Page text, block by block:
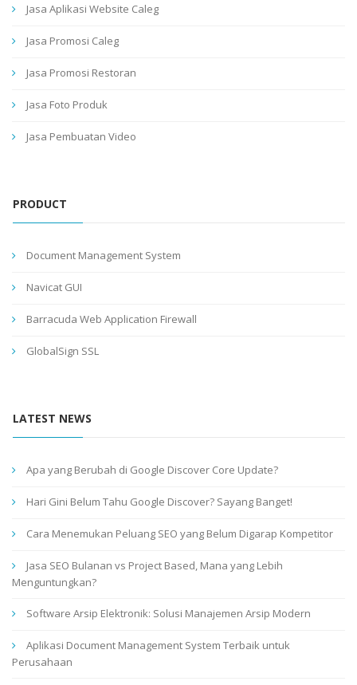
Jasa Aplikasi Website Caleg
Jasa Promosi Caleg
Jasa Promosi Restoran
Jasa Foto Produk
Jasa Pembuatan Video
PRODUCT
Document Management System
Navicat GUI
Barracuda Web Application Firewall
GlobalSign SSL
LATEST NEWS
Apa yang Berubah di Google Discover Core Update?
Hari Gini Belum Tahu Google Discover? Sayang Banget!
Cara Menemukan Peluang SEO yang Belum Digarap Kompetitor
Jasa SEO Bulanan vs Project Based, Mana yang Lebih
Menguntungkan?
Software Arsip Elektronik: Solusi Manajemen Arsip Modern
Aplikasi Document Management System Terbaik untuk
Perusahaan